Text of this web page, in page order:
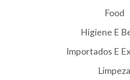
Food
Higiene E
Importados E
Limpeza